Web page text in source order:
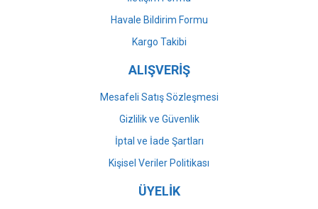
Gönder
Havale Bildirim Formu
Kargo Takibi
ALIŞVERİŞ
Mesafeli Satış Sözleşmesi
Gizlilik ve Güvenlik
İptal ve İade Şartları
Kişisel Veriler Politikası
ÜYELİK